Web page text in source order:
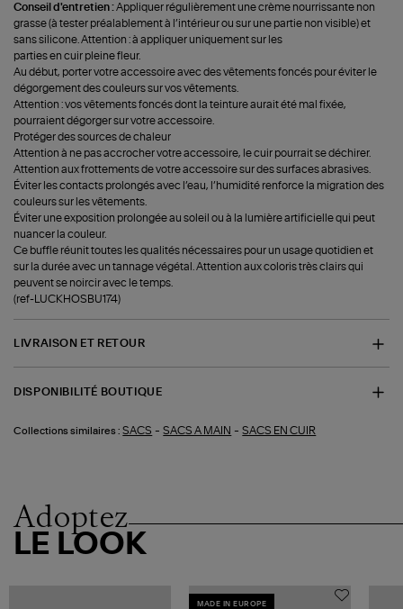
Conseil d'entretien :Appliquer régulièrement une crème nourrissante non
grasse (à tester préalablement à l’intérieur ou sur une partie non visible) et
sans silicone. Attention : à appliquer uniquement sur les
parties en cuir pleine fleur.
Au début, porter votre accessoire avec des vêtements foncés pour éviter le
dégorgement des couleurs sur vos vêtements.
Attention : vos vêtements foncés dont la teinture aurait été mal fixée,
pourraient dégorger sur votre accessoire.
Protéger des sources de chaleur
Attention à ne pas accrocher votre accessoire, le cuir pourrait se déchirer.
Attention aux frottements de votre accessoire sur des surfaces abrasives.
Éviter les contacts prolongés avec l’eau, l’humidité renforce la migration des
couleurs sur les vêtements.
Éviter une exposition prolongée au soleil ou à la lumière artificielle qui peut
nuancer la couleur.
Ce buffle réunit toutes les qualités nécessaires pour un usage quotidien et
sur la durée avec un tannage végétal. Attention aux coloris très clairs qui
peuvent se noircir avec le temps.
(ref-LUCKHOSBU174)
LIVRAISON ET RETOUR
DISPONIBILITÉ BOUTIQUE
Collections similaires : SACS -SACS A MAIN -SACS EN CUIR
Adoptez
LE LOOK
MADE IN EUROPE